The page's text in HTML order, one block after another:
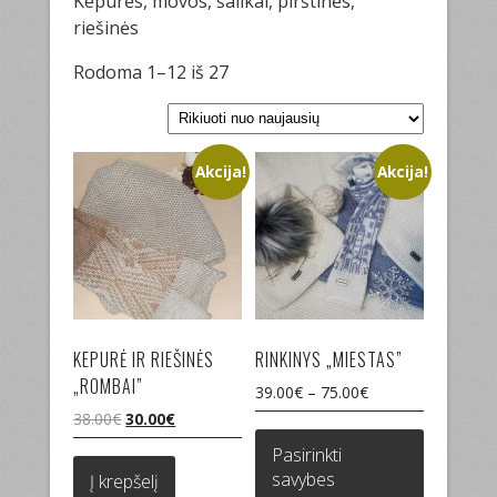
riešinės
Rodoma 1–12 iš 27Sorted
by
latest
Akcija!
KEPURĖ IR RIEŠINĖS
„ROMBAI”
38.00€Original
price
was:
38.00€.
30.00€Current
price
is:
Į krepšelį
Akcija!
RINKINYS „MIESTAS”
39.00€ – 75.00€
Pasirinkti
savybes